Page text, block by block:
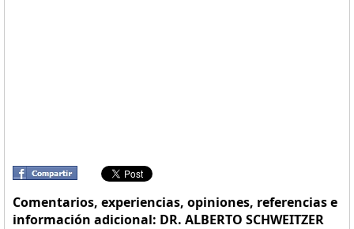
Comentarios, experiencias, opiniones, referencias e
información adicional: DR. ALBERTO SCHWEITZER